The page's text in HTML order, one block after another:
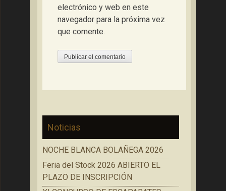
electrónico y web en este
navegador para la próxima vez
que comente.
Noticias
NOCHE BLANCA BOLAÑEGA 2026
Feria del Stock 2026 ABIERTO EL
PLAZO DE INSCRIPCIÓN